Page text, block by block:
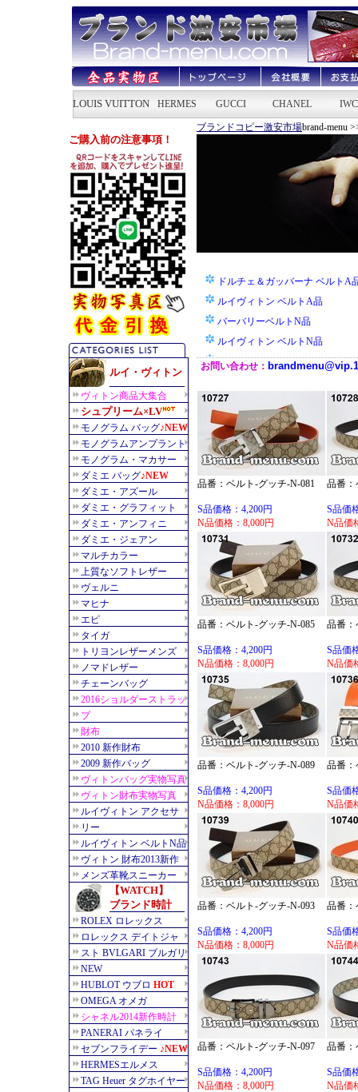
ブランドコピー激安市場brand-menu
品番：ベルト-グッチ-N-081
S品価格：4,200円
N品価格：8,000円
品番：
S品価
N品価
品番：ベルト-グッチ-N-085
S品価格：4,200円
N品価格：8,000円
品番：
S品価
N品価
品番：ベルト-グッチ-N-089
S品価格：4,200円
N品価格：8,000円
品番：
S品価
N品価
品番：ベルト-グッチ-N-093
S品価格：4,200円
N品価格：8,000円
品番：
S品価
N品価
品番：ベルト-グッチ-N-097
S品価格：4,200円
N品価格：8,000円
品番：
S品価
N品価